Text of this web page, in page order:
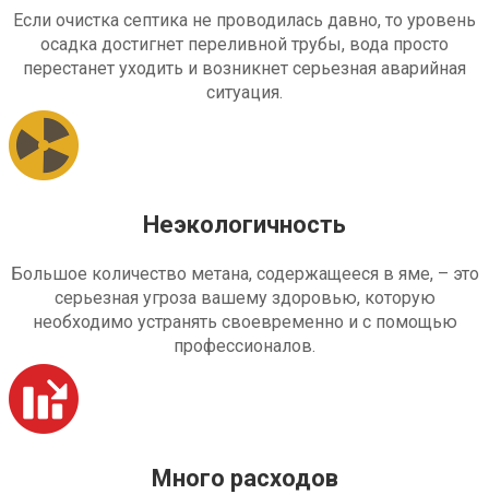
Если очистка септика не проводилась давно, то уровень
осадка достигнет переливной трубы, вода просто
перестанет уходить и возникнет серьезная аварийная
ситуация.
Неэкологичность
Большое количество метана, содержащееся в яме, – это
серьезная угроза вашему здоровью, которую
необходимо устранять своевременно и с помощью
профессионалов.
Много расходов